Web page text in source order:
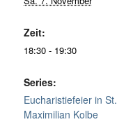
Zeit:
18:30 - 19:30
Series:
Eucharistiefeier in St.
Maximilian Kolbe